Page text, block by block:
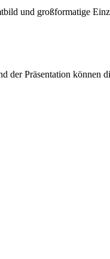
und großformatige
der Präsentation